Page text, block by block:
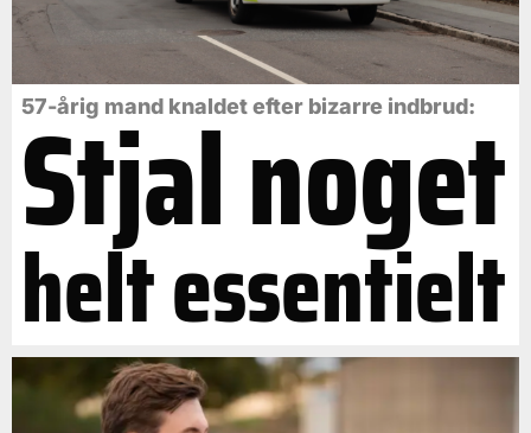
57-årig mand knaldet efter bizarre indbrud:
Stjal noget
helt essentielt